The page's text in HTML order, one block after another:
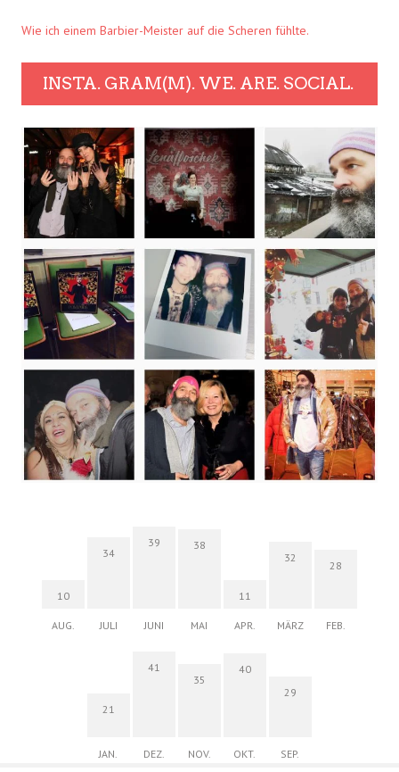
Wie ich einem Barbier-Meister auf die Scheren fühlte.
INSTA. GRAM(M). WE. ARE. SOCIAL.
10
AUG.
34
JULI
39
JUNI
38
MAI
11
APR.
32
MÄRZ
28
FEB.
21
JAN.
41
DEZ.
35
NOV.
40
OKT.
29
SEP.